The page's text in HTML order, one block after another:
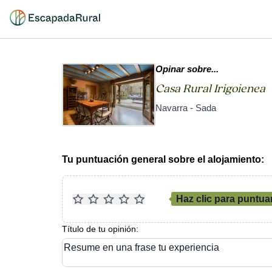
Opinar sobre...
Casa Rural Irigoienea
Navarra - Sada
Tu puntuación general sobre el alojamiento:
Haz clic para
Título de tu opinión:
Resume en una frase tu experiencia